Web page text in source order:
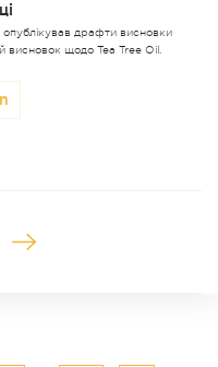
драфти висновки
висновок щодо Tea Tree Oil.